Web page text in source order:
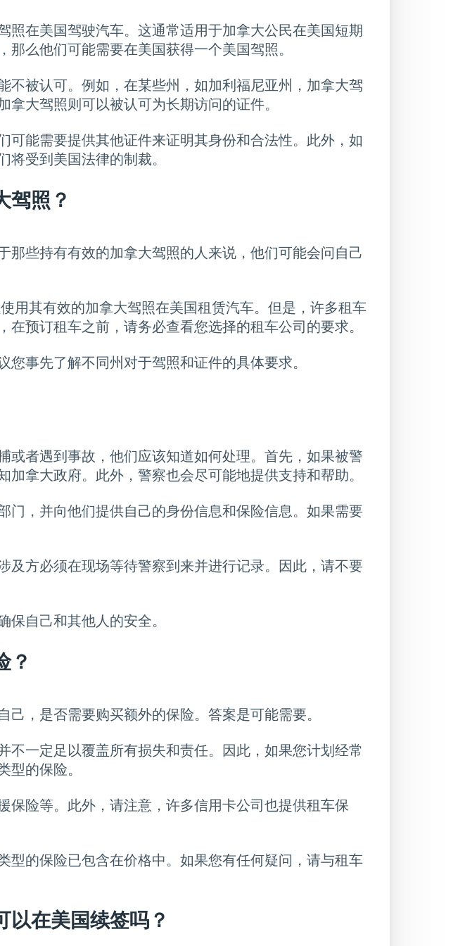
在美国驾驶汽车。这通常适用于加拿大公民在美国短期
么他们可能需要在美国获得一个美国驾照。
不被认可。例如，在某些州，如加利福尼亚州，加拿大驾
大驾照则可以被认可为长期访问的证件。
可能需要提供其他证件来证明其身份和合法性。此外，如
受到美国法律的制裁。
驾照？
些持有有效的加拿大驾照的人来说，他们可能会问自己
用其有效的加拿大驾照在美国租赁汽车。但是，许多租车
预订租车之前，请务必查看您选择的租车公司的要求。
事先了解不同州对于驾照和证件的具体要求。
者遇到事故，他们应该知道如何处理。首先，如果被警
拿大政府。此外，警察也会尽可能地提供支持和帮助。
，并向他们提供自己的身份信息和保险信息。如果需要
及方必须在现场等待警察到来并进行记录。因此，请不要
自己和其他人的安全。
？
，是否需要购买额外的保险。答案是可能需要。
一定足以覆盖所有损失和责任。因此，如果您计划经常
型的保险。
保险等。此外，请注意，许多信用卡公司也提供租车保
型的保险已包含在价格中。如果您有任何疑问，请与租车
在美国续签吗？